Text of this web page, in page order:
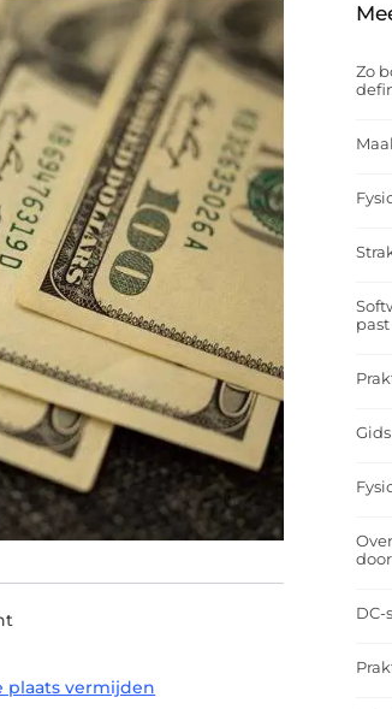
plaats vermijden
Zo
door